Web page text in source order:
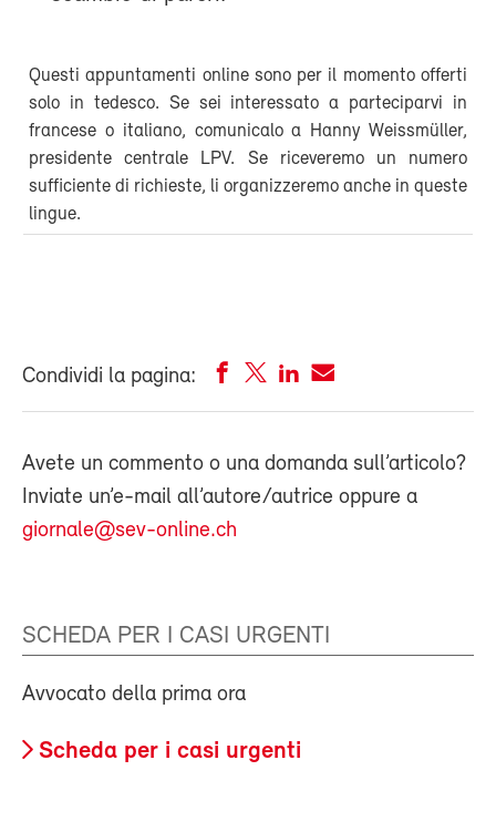
Questi appuntamenti online sono per il momento offerti
solo in tedesco. Se sei interessato a parteciparvi in
francese o italiano, comunicalo a Hanny Weissmüller,
presidente centrale LPV. Se riceveremo un numero
sufficiente di richieste, li organizzeremo anche in queste
lingue.
Condividi la pagina:
Avete un commento o una domanda sull’articolo?
Inviate un’e-mail all’autore/autrice oppure a
giornale@sev-online.ch
SCHEDA PER I CASI URGENTI
Avvocato della prima ora
Scheda per i casi urgenti